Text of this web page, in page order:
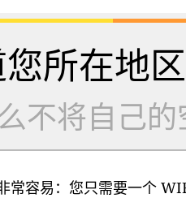
所在地
不将自己的
常容易：您只需要一个